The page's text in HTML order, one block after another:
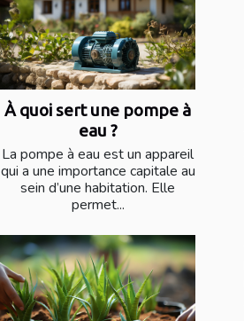
À quoi sert une pompe à
eau ?
La pompe à eau est un appareil
qui a une importance capitale au
sein d’une habitation. Elle
permet...